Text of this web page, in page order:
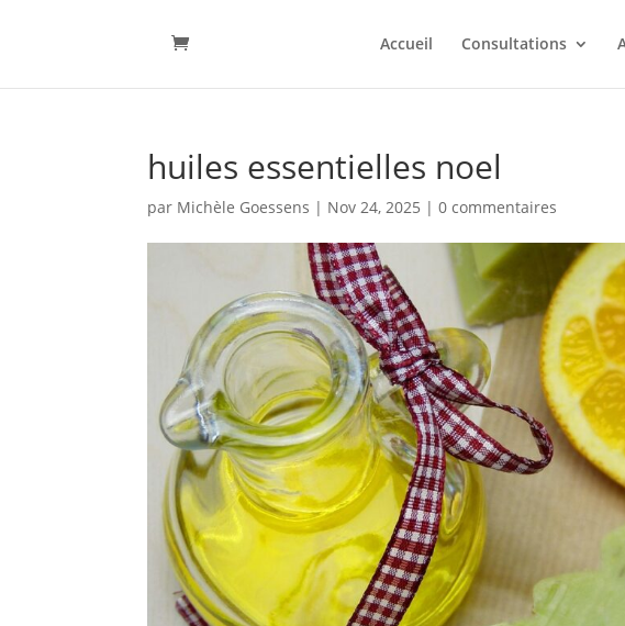
Accueil Consultations
huiles essentielles noel
par Michèle Goessens | Nov 24, 2025 |0 commentaires